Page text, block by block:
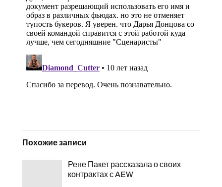
Похожие записи
Рене Пакет рассказала о своих
контрактах с AEW